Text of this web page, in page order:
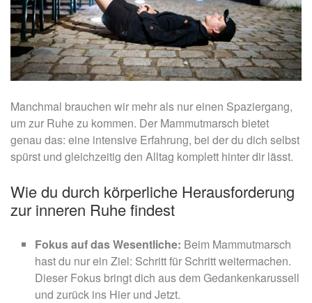
Manchmal brauchen wir mehr als nur einen Spaziergang,
um zur Ruhe zu kommen. Der Mammutmarsch bietet
genau das: eine intensive Erfahrung, bei der du dich selbst
spürst und gleichzeitig den Alltag komplett hinter dir lässt.
Wie du durch körperliche Herausforderung
zur inneren Ruhe findest
Fokus auf das Wesentliche: Beim Mammutmarsch
hast du nur ein Ziel: Schritt für Schritt weitermachen.
Dieser Fokus bringt dich aus dem Gedankenkarussell
und zurück ins Hier und Jetzt.